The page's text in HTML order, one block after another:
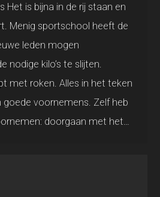
Het is bijna in de rij staan en
Menig sportschool heeft de
leden mogen
nodige kilo’s te slijten.
met roken. Alles in het teken
voornemens. Zelf heb
doorgaan met het…